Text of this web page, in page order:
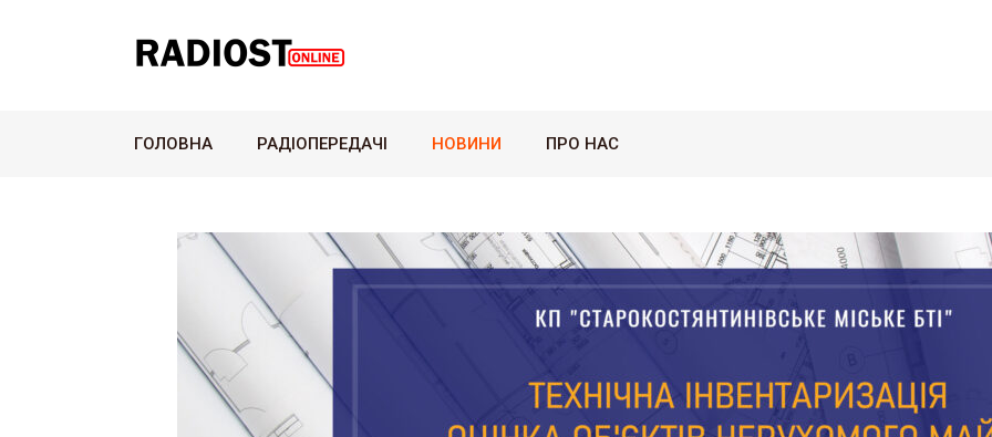
ГОЛОВНА РАДІОПЕРЕДАЧІ НОВИНИ ПРО НАС